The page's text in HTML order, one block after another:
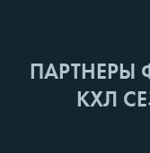
ПАРТНЕРЫ
КХЛ